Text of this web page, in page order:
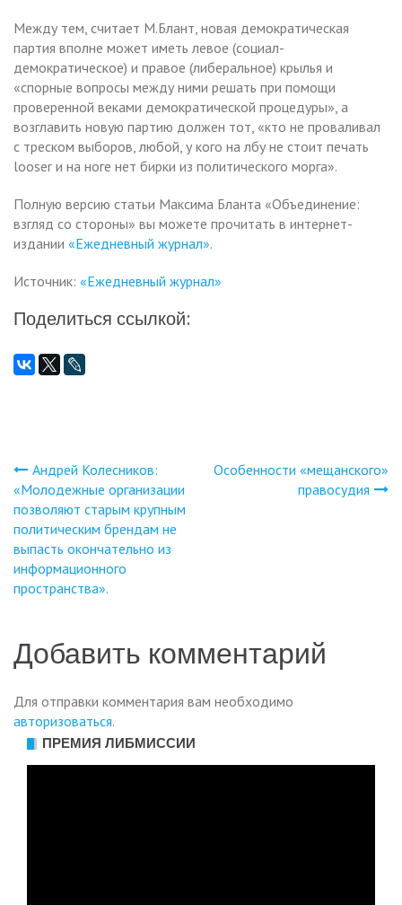
Между тем, считает М.Блант, новая демократическая
партия вполне может иметь левое (социал-
демократическое) и правое (либеральное) крылья и
«спорные вопросы между ними решать при помощи
проверенной веками демократической процедуры», а
возглавить новую партию должен тот, «кто не проваливал
с треском выборов, любой, у кого на лбу не стоит печать
looser и на ноге нет бирки из политического морга».
Полную версию статьи Максима Бланта «Объединение:
взгляд со стороны» вы можете прочитать в интернет-
издании «Ежедневный журнал».
Источник: «Ежедневный журнал»
Поделиться ссылкой:
Навигация
по
записям
Андрей Колесников:
«Молодежные организации
позволяют старым крупным
политическим брендам не
выпасть окончательно из
информационного
пространства».
Особенности «мещанского»
правосудия
Добавить комментарий
Для отправки комментария вам необходимо
авторизоваться.
ПРЕМИЯ ЛИБМИССИИ